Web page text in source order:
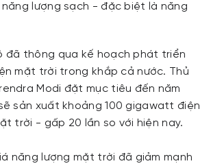
lượng sạch - đặc biệt là năng
đã thông qua kế hoạch phát triển
mặt trời trong khắp cả nước. Thủ
Modi đặt mục tiêu đến năm
sản xuất khoảng 100 gigawatt điện
trời - gấp 20 lần so với hiện nay.
năng lượng mặt trời đã giảm mạnh